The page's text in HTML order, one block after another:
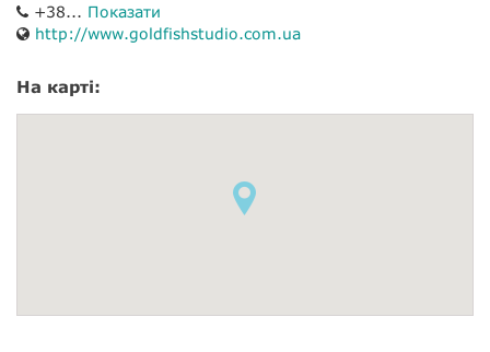
+38... Показати
http://www.goldfishstudio.com.ua
На карті: